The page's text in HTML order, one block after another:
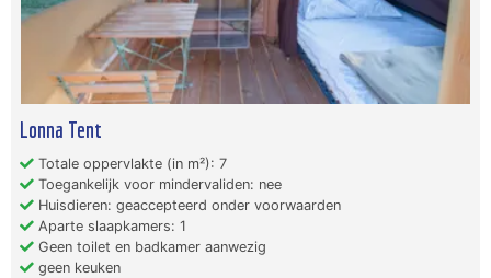
Lonna Tent
Totale oppervlakte (in m²): 7
Toegankelijk voor mindervaliden: nee
Huisdieren: geaccepteerd onder voorwaarden
Aparte slaapkamers: 1
Geen toilet en badkamer aanwezig
geen keuken